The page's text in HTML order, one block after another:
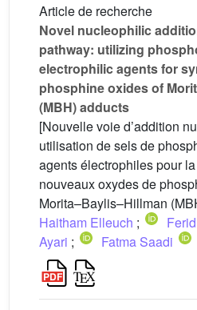
Article de recherche
Novel nucleophilic
pathway: utilizing
electrophilic agents for
phosphine oxides of
(MBH) adducts
[Nouvelle voie d’addition
utilisation de sels de
agents électrophiles pour
nouveaux oxydes de
Morita–Baylis–Hillman
Haitham Elleuch ;
Ayari ; Fatma Saadi